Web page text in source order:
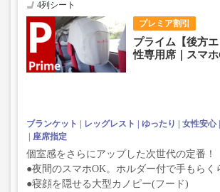
プレミア割引
4列シート
プライム【後方
性専用席｜スマホ
ブランケット レッグレスト ゆったり 女性安心
座席指定
個室感をさらにアップした次世代の定番！
●夜間のスマホOK。ホルダー付で手もらく
●寝顔を隠せる大型カノピー(フード)